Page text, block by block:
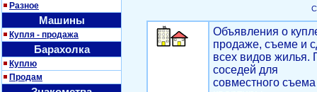
Разное
Машины
Купля - продажа
Барахолка
Куплю
Продам
Объявления о
продаже, съеме и
всех видов жилья.
соседей для
совместного съема